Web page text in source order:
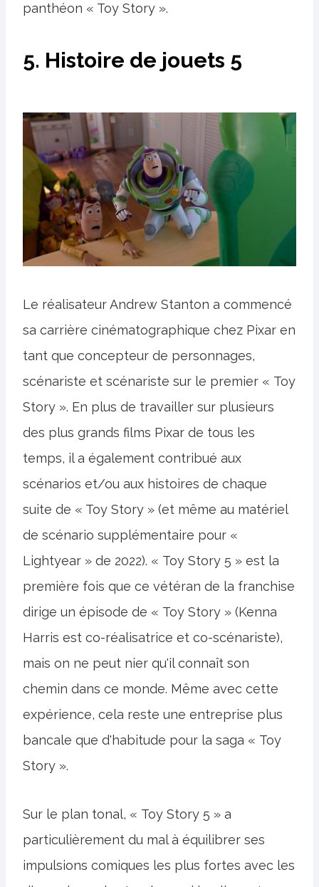
panthéon « Toy Story ».
5. Histoire de jouets 5
Le réalisateur Andrew Stanton a commencé
sa carrière cinématographique chez Pixar en
tant que concepteur de personnages,
scénariste et scénariste sur le premier « Toy
Story ». En plus de travailler sur plusieurs
des plus grands films Pixar de tous les
temps, il a également contribué aux
scénarios et/ou aux histoires de chaque
suite de « Toy Story » (et même au matériel
de scénario supplémentaire pour «
Lightyear » de 2022). « Toy Story 5 » est la
première fois que ce vétéran de la franchise
dirige un épisode de « Toy Story » (Kenna
Harris est co-réalisatrice et co-scénariste),
mais on ne peut nier qu'il connaît son
chemin dans ce monde. Même avec cette
expérience, cela reste une entreprise plus
bancale que d'habitude pour la saga « Toy
Story ».
Sur le plan tonal, « Toy Story 5 » a
particulièrement du mal à équilibrer ses
impulsions comiques les plus fortes avec les